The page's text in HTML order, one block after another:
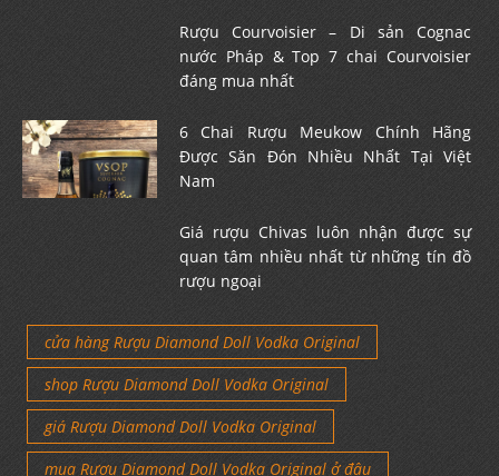
Rượu Courvoisier – Di sản Cognac
nước Pháp & Top 7 chai Courvoisier
đáng mua nhất
6 Chai Rượu Meukow Chính Hãng
Được Săn Đón Nhiều Nhất Tại Việt
Nam
Giá rượu Chivas luôn nhận được sự
quan tâm nhiều nhất từ những tín đồ
rượu ngoại
cửa hàng Rượu Diamond Doll Vodka Original
shop Rượu Diamond Doll Vodka Original
giá Rượu Diamond Doll Vodka Original
mua Rượu Diamond Doll Vodka Original ở đâu